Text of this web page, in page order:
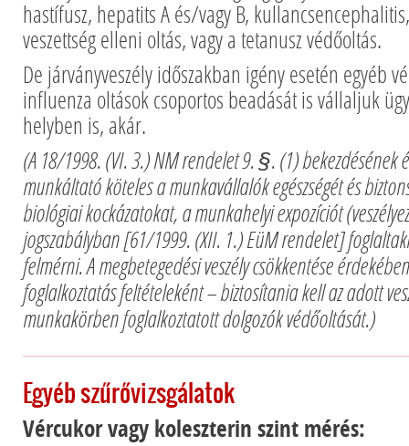
hastífusz, hepatits A és/vagy B,
veszettség elleni oltás, vagy a tetanusz védőoltás.
De járványveszély időszakban igény esetén egyéb
influenza oltások csoportos beadását is vállaljuk
helyben is, akár.
(A 18/1998. (VI. 3.) NM rendelet 9. §. (1) bekezdésének
munkáltató köteles a munkavállalók egészségét és
biológiai kockázatokat, a munkahelyi expozíciót
jogszabályban [61/1999. (XII. 1.) EüM rendelet]
felmérni. A megbetegedési veszély csökkentése
foglalkoztatás feltételeként – biztosítania kell az adott
munkakörben foglalkoztatott dolgozók védőoltását.)
Egyéb szűrővizsgálatok
Vércukor vagy koleszterin szint mérés: